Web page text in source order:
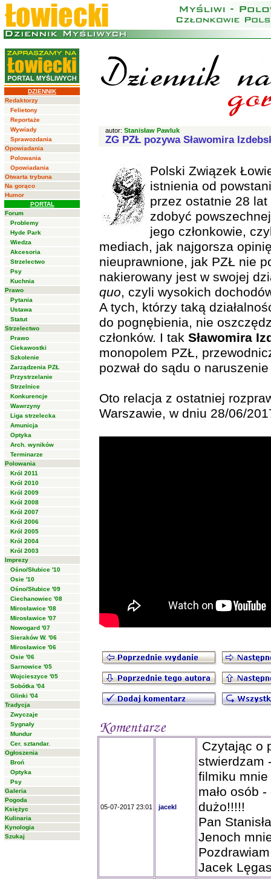
DZIENNIK
Redaktorzy
Felietony
Reportaże
Wywiady
Sprawozdania
Opowiadania
Polowania
Opowiadania
Otwarta trybuna
Na gorąco
Humor
PORTAL
Forum
Problemy
Hyde Park
Wiedza
Akcesoria
Strzelectwo
Psy
Kuchnia
Prawo
Pytania
Ustawa
Statut
Strzelectwo
Prawo
Ciekawostki
Szkolenie
Zarządzenia PZŁ
Przystrzelanie
Strzelnice
Konkurencje
Wawrzyny
Liga strzelecka
Amunicja
Optyka
Arch. wyników
Terminarze
Polowania
Król 2011
Król 2010
Król 2009
Król 2008
Król 2007
Król 2006
Król 2005
Król 2004
Król 2003
Imprezy
Ośno/Słubice '10
Osie '10
Ośno/Słubice '09
Ciechanowiec '08
Mirosławice '08
Mirosławice '07
Nowogard '07
Sieraków W. '06
Mirosławice '06
Osie '06
Sarnowice '05
Wojcieszyce '05
Sobótka '04
Glinki '04
Tradycja
Zwyczaje
Sygnały
Mundur
Cer. sztandar.
Ogłoszenia
Broń
Optyka
Psy
Galeria
Pogoda
Księżyc
Kulinaria
Kynologia
Szukaj
autor: Stanisław Pawluk
ZG PZŁ pozywa Sławomira
Polski Związek
istnienia od
przez ostatnie 28 lat
zdobyć
jego członkowie,
mediach, jak najgorsza
nieuprawnione, jak PZŁ nie
nakierowany jest w swojej
quo, czyli wysokich
A tych, którzy taką
do pognębienia, nie
członków. I tak Sławomira
monopolem PZŁ,
pozwał do sądu o
Oto relacja z ostatniej
Warszawie, w dniu 28/06/
05-07-2017 23:01 jacekl
Czytając o
stwierdzam
filmiku mnie
mało osób
dużo!!!!!
Pan
Jenoch
Jacek